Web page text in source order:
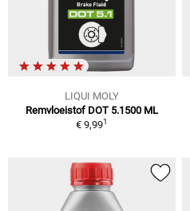
LIQUI MOLY
Remvloeistof DOT 5.1500 ML
€ 9,991